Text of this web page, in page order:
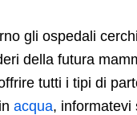
gli ospedali
della futura
tutti i tipi di
acqua, informatevi